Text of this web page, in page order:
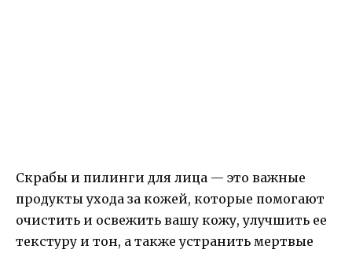
Скрабы и пилинги для лица — это важные
продукты ухода за кожей, которые помогают
очистить и освежить вашу кожу, улучшить ее
текстуру и тон, а также устранить мертвые